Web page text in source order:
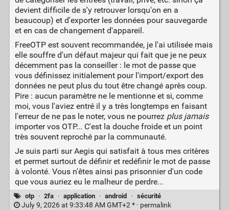
devient difficile de s'y retrouver lorsqu'on en a
beaucoup) et d'exporter les données pour sauvegarde
et en cas de changement d'appareil.
FreeOTP est souvent recommandée, je l'ai utilisée mais
elle souffre d'un défaut majeur qui fait que je ne peux
décemment pas la conseiller : le mot de passe que
vous définissez initialement pour l'import/export des
données ne peut plus du tout être changé après coup.
Pire : aucun paramètre ne le mentionne et si, comme
moi, vous l'aviez entré il y a très longtemps en faisant
l'erreur de ne pas le noter, vous ne pourrez plus jamais
importer vos OTP... C'est la douche froide et un point
très souvent reproché par la communauté.
Je suis parti sur Aegis qui satisfait à tous mes critères
et permet surtout de définir et redéfinir le mot de passe
à volonté. Vous n'êtes ainsi pas prisonnier d'un code
que vous auriez eu le malheur de perdre...
otp · 2fa · application · android · sécurité
July 9, 2026 at 9:33:48 AM GMT+2 * · permalink